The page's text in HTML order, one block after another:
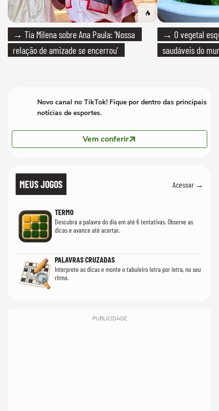
→ Tia Milena sobre Ana Paula: 'Nossa
relação de amizade se encerrou'
→ O vegetal
saudáveis do
Novo canal no TikTok! Fique por dentro das principais
notícias de esportes.
Vem conferir
MEUS JOGOS Acessar →
TERMO
Descubra a palavra do dia em até 6 tentativas. Observe as
dicas e avance até acertar.
PALAVRAS CRUZADAS
Interprete as dicas e monte o tabuleiro letra por letra, no seu
ritmo.
PUBLICIDADE